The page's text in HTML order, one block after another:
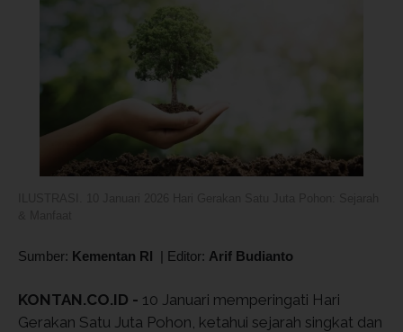
Sumber: Kementan RI | Editor: Arif Budianto
KONTAN.CO.ID - 10 Januari memperingati Hari
Gerakan Satu Juta Pohon, ketahui sejarah singkat dan